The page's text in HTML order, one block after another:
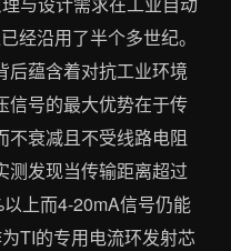
经沿用了半个多世纪。
后蕴含着对抗工业环境
信号的最大优势在于传
衰减且不受线路电阻
测发现当传输距离超过
上而4-20mA信号仍能
TI的专用电流环发射芯